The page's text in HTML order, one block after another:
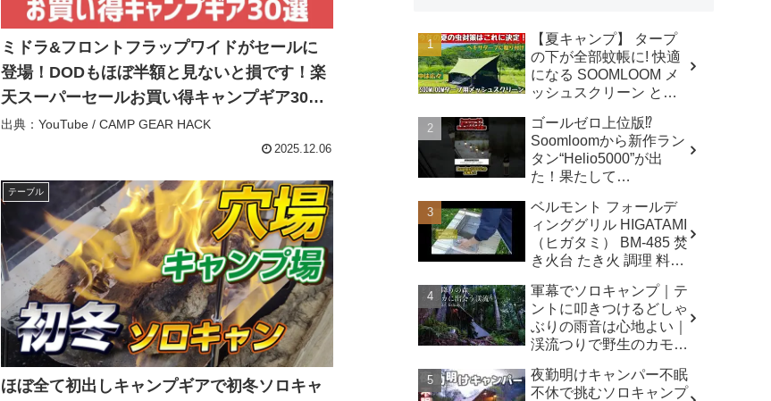
ミドラ&フロントフラップワイドがセールに
登場！DODもほぼ半額と見ないと損です！楽
天スーパーセールお買い得キャンプギア30
選！【キャンプギア】 – CAMP GEAR HACK
出典：YouTube / CAMP GEAR HACK
2025.12.06
テーブル
ほぼ全て初出しキャンプギアで初冬ソロキャ
【夏キャンプ】 タープ
の下が全部蚊帳に! 快適
になる SOOMLOOM メ
ッシュスクリーン と
クス NaaCamp
ゴールゼロ上位版⁉️
Soomloomから新作ラン
タン“Helio5000”が出
た！果たして
のか⁉️ - CAMP GEAR
HACK
ベルモント フォールデ
ィンググリル HIGATAMI
（ヒガタミ） BM-485 焚
き火台 たき火 調理 料理
sunwashopping
軍幕でソロキャンプ｜テ
ントに叩きつけるどしゃ
ぶりの雨音は心地よい｜
渓流つりで野生のカモシ
- シルコcamp
夜勤明けキャンパー不眠
不休で挑むソロキャンプ